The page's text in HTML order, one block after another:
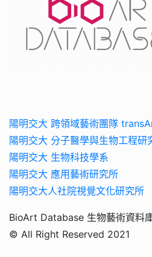
陽明交大 跨領域藝術團隊
陽明交大 分子醫學與生物工程研
陽明交大 生物科技學系
陽明交大 應用藝術研究所
陽明交大人社院視覺文化研究所
BioArt Database 生物藝術資料
© All Right Reserved 2021